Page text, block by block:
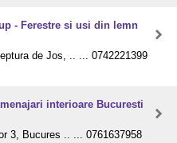
- Ferestre si usi din lemn
de Jos, .. ... 0742221399
interioare Bucuresti
3, Bucures .. ... 0761637958